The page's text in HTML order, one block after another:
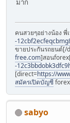
มาก
คนสวยๆอย่างน้อง พี่
-
ขายประกันรถยนต์[/
free.com]สอน
-
[direct=https://
สมัครเปิดบัญชี
sabyo